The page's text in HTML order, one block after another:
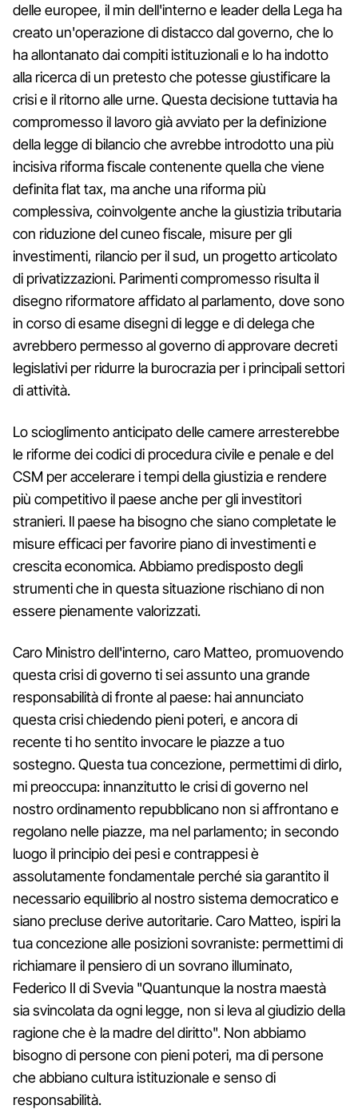
delle europee, il min dell'interno e leader della Lega ha
creato un'operazione di distacco dal governo, che lo
ha allontanato dai compiti istituzionali e lo ha indotto
alla ricerca di un pretesto che potesse giustificare la
crisi e il ritorno alle urne. Questa decisione tuttavia ha
compromesso il lavoro già avviato per la definizione
della legge di bilancio che avrebbe introdotto una più
incisiva riforma fiscale contenente quella che viene
definita flat tax, ma anche una riforma più
complessiva, coinvolgente anche la giustizia tributaria
con riduzione del cuneo fiscale, misure per gli
investimenti, rilancio per il sud, un progetto articolato
di privatizzazioni. Parimenti compromesso risulta il
disegno riformatore affidato al parlamento, dove sono
in corso di esame disegni di legge e di delega che
avrebbero permesso al governo di approvare decreti
legislativi per ridurre la burocrazia per i principali settori
di attività.
Lo scioglimento anticipato delle camere arresterebbe
le riforme dei codici di procedura civile e penale e del
CSM per accelerare i tempi della giustizia e rendere
più competitivo il paese anche per gli investitori
stranieri. Il paese ha bisogno che siano completate le
misure efficaci per favorire piano di investimenti e
crescita economica. Abbiamo predisposto degli
strumenti che in questa situazione rischiano di non
essere pienamente valorizzati.
Caro Ministro dell'interno, caro Matteo, promuovendo
questa crisi di governo ti sei assunto una grande
responsabilità di fronte al paese: hai annunciato
questa crisi chiedendo pieni poteri, e ancora di
recente ti ho sentito invocare le piazze a tuo
sostegno. Questa tua concezione, permettimi di dirlo,
mi preoccupa: innanzitutto le crisi di governo nel
nostro ordinamento repubblicano non si affrontano e
regolano nelle piazze, ma nel parlamento; in secondo
luogo il principio dei pesi e contrappesi è
assolutamente fondamentale perché sia garantito il
necessario equilibrio al nostro sistema democratico e
siano precluse derive autoritarie. Caro Matteo, ispiri la
tua concezione alle posizioni sovraniste: permettimi di
richiamare il pensiero di un sovrano illuminato,
Federico II di Svevia "Quantunque la nostra maestà
sia svincolata da ogni legge, non si leva al giudizio della
ragione che è la madre del diritto". Non abbiamo
bisogno di persone con pieni poteri, ma di persone
che abbiano cultura istituzionale e senso di
responsabilità.